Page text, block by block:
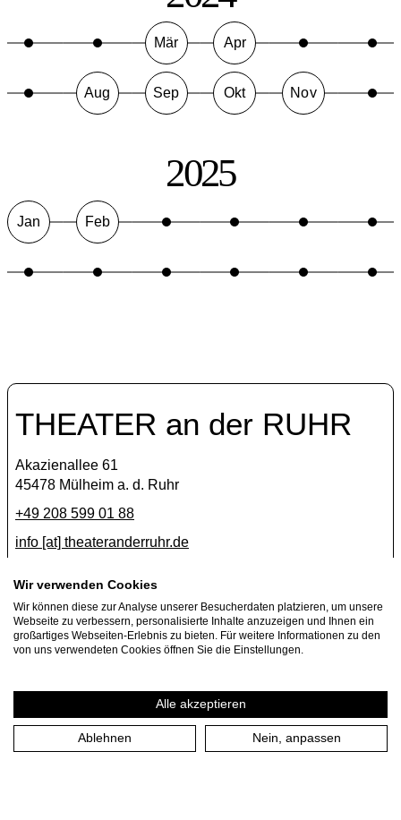
Mär Apr
Aug Sep Okt Nov
2025
Jan Feb
THEATER an der RUHR
Akazienallee 61
45478 Mülheim a. d. Ruhr
+49 208 599 01 88
info [​at​] theateranderruhr.de
Facebook
Instagram
Newsletter
Datenschutzerklärung Cookie-Einstellungen
Wir verwenden Cookies
Wir können diese zur Analyse unserer Besucherdaten platzieren, um unsere
Webseite zu verbessern, personalisierte Inhalte anzuzeigen und Ihnen ein
großartiges Webseiten-Erlebnis zu bieten. Für weitere Informationen zu den
von uns verwendeten Cookies öffnen Sie die Einstellungen.
Alle akzeptieren
Ablehnen Nein, anpassen